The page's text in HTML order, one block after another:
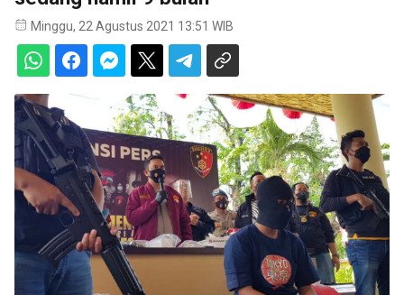
Minggu, 22 Agustus 2021 13:51 WIB